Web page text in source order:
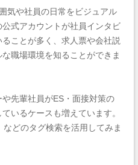
気や社員の日常をビジュアル
式アカウントが社員インタビ
ことが多く、求人票や会社説
職場環境を知ることができま
先輩社員がES・面接対策の
いるケースも増えています。
などのタグ検索を活用してみま